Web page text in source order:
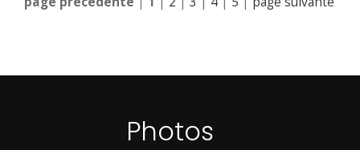
Photos